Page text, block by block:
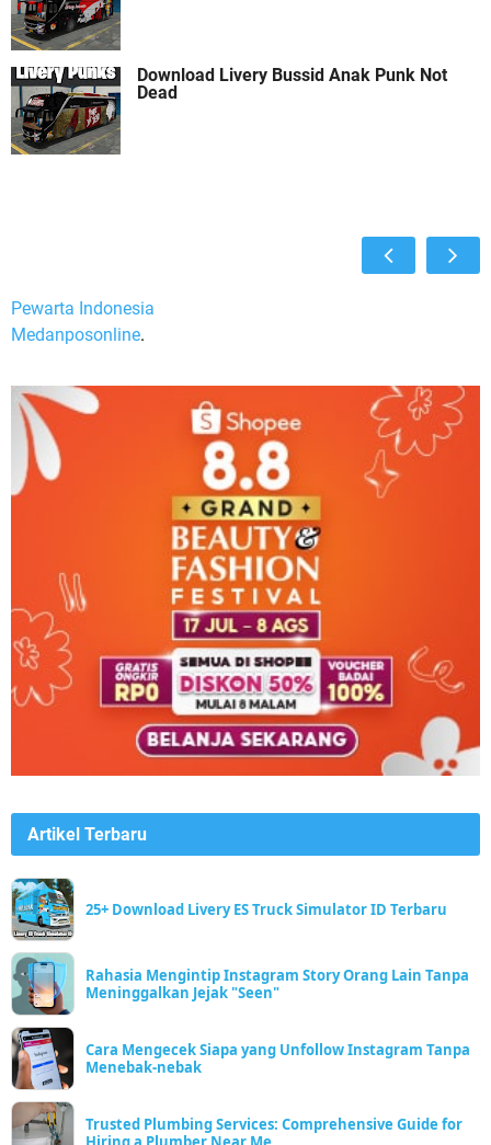
Download Livery Bussid Anak Punk Not
Dead
Pewarta Indonesia
Medanposonline.
Artikel Terbaru
25+ Download Livery ES Truck Simulator ID Terbaru
Rahasia Mengintip Instagram Story Orang Lain Tanpa
Meninggalkan Jejak "Seen"
Cara Mengecek Siapa yang Unfollow Instagram Tanpa
Menebak-nebak
Trusted Plumbing Services: Comprehensive Guide for